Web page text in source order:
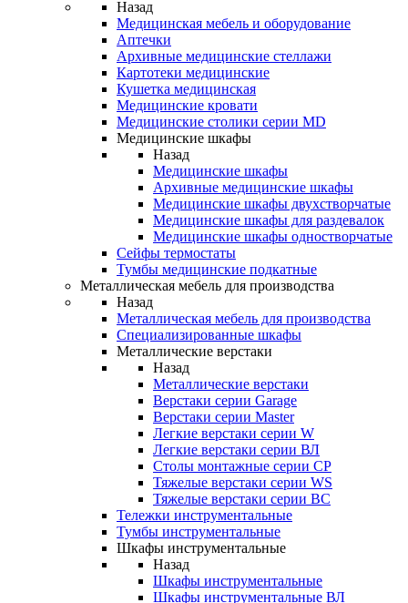
Назад
Медицинская мебель и оборудование
Аптечки
Архивные медицинские стеллажи
Картотеки медицинские
Кушетка медицинская
Медицинские кровати
Медицинские столики серии MD
Медицинские шкафы
Назад
Медицинские шкафы
Архивные медицинские шкафы
Медицинские шкафы двухстворчатые
Медицинские шкафы для раздевалок
Медицинские шкафы одностворчатые
Сейфы термостаты
Тумбы медицинские подкатные
Металлическая мебель для производства
Назад
Металлическая мебель для производства
Cпециализированные шкафы
Металлические верстаки
Назад
Металлические верстаки
Верстаки серии Garage
Верстаки серии Master
Легкие верстаки серии W
Легкие верстаки серии ВЛ
Столы монтажные серии СР
Тяжелые верстаки серии WS
Тяжелые верстаки серии ВС
Тележки инструментальные
Тумбы инструментальные
Шкафы инструментальные
Назад
Шкафы инструментальные
Шкафы инструментальные ВЛ